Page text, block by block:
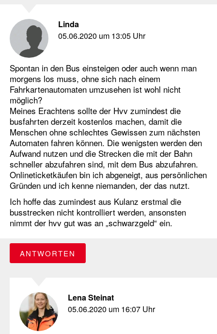
Linda
05.06.2020 um 13:05 Uhr
Spontan in den Bus einsteigen oder auch wenn man
morgens los muss, ohne sich nach einem
Fahrkartenautomaten umzusehen ist wohl nicht
möglich?
Meines Erachtens sollte der Hvv zumindest die
busfahrten derzeit kostenlos machen, damit die
Menschen ohne schlechtes Gewissen zum nächsten
Automaten fahren können. Die wenigsten werden den
Aufwand nutzen und die Strecken die mit der Bahn
schneller abzufahren sind, mit dem Bus abzufahren.
Onlineticketkäufen bin ich abgeneigt, aus persönlichen
Gründen und ich kenne niemanden, der das nutzt.
Ich hoffe das zumindest aus Kulanz erstmal die
busstrecken nicht kontrolliert werden, ansonsten
nimmt der hvv gut was an „schwarzgeld“ ein.
ANTWORTEN
Lena Steinat
05.06.2020 um 16:07 Uhr